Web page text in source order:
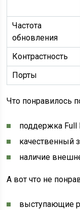
Частота
обновления
Контрастность
Порты
Что понравилось
поддержка Full
качественный
наличие
А вот что не
выступающие